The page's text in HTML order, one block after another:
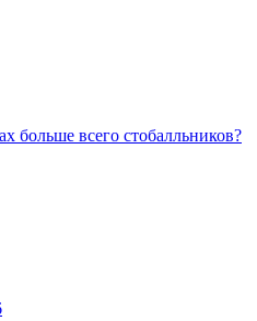
больше всего стобалльников?